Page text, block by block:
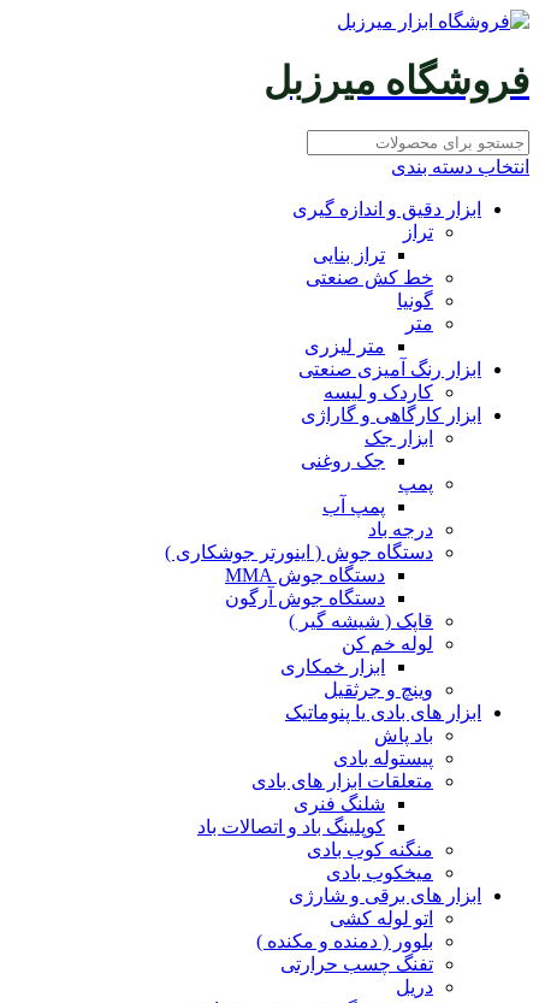
فروشگاه میرزبل
انتخاب دسته بندی
ابزار دقیق و اندازه گیری
تراز
تراز بنایی
خط کش صنعتی
گونیا
متر
متر لیزری
ابزار رنگ آمیزی صنعتی
کاردک و لیسه
ابزار کارگاهی و گاراژی
ابزار جک
جک روغنی
پمپ
پمپ آب
درجه باد
دستگاه جوش ( اینورتر جوشکاری )
دستگاه جوش MMA
دستگاه جوش آرگون
قاپک ( شیشه گیر )
لوله خم کن
ابزار خمکاری
وینچ و جرثقیل
ابزار های بادی یا پنوماتیک
باد پاش
پیستوله بادی
متعلقات ابزار های بادی
شلنگ فنری
کوپلینگ باد و اتصالات باد
منگنه کوب بادی
میخکوب بادی
ابزار های برقی و شارژی
اتو لوله کشی
بلوور ( دمنده و مکنده )
تفنگ چسب حرارتی
دریل